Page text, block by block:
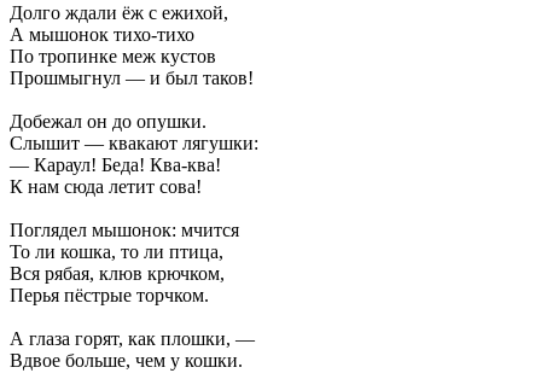
Долго ждали ёж с ежихой,
А мышонок тихо-тихо
По тропинке меж кустов
Прошмыгнул — и был таков!
Добежал он до опушки.
Слышит — квакают лягушки:
— Караул! Беда! Ква-ква!
К нам сюда летит сова!
Поглядел мышонок: мчится
То ли кошка, то ли птица,
Вся рябая, клюв крючком,
Перья пёстрые торчком.
А глаза горят, как плошки, —
Вдвое больше, чем у кошки.